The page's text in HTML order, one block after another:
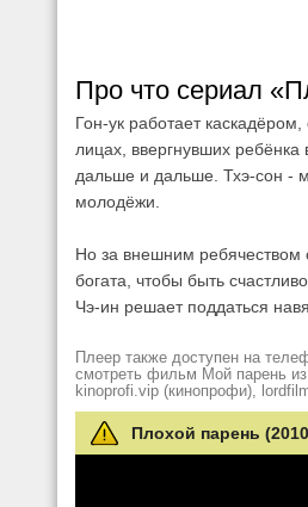
Про что сериал
Гон-ук работает
лицах, ввергнувших
дальше и дальше. Тхэ-сон -
молодёжи.
Но за внешним ребячеством
богата, чтобы быть
Чэ-ин решает поддаться
Плеер также доступен на
смотреть фильм Мой парень из
kinoprofi.vip (кинопрофи),
Плохой парень